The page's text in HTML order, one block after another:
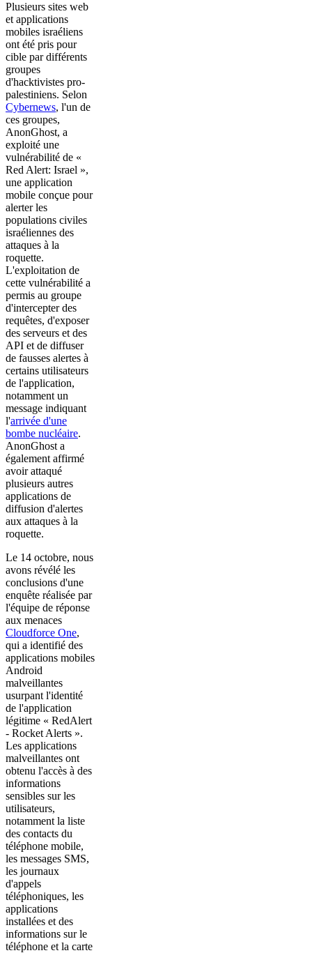
Plusieurs sites web
et applications
mobiles israéliens
ont été pris pour
cible par différents
groupes
d'hacktivistes pro-
palestiniens. Selon
Cybernews, l'un de
ces groupes,
AnonGhost, a
exploité une
vulnérabilité de «
Red Alert: Israel »,
une application
mobile conçue pour
alerter les
populations civiles
israéliennes des
attaques à la
roquette.
L'exploitation de
cette vulnérabilité a
permis au groupe
d'intercepter des
requêtes, d'exposer
des serveurs et des
API et de diffuser
de fausses alertes à
certains utilisateurs
de l'application,
notamment un
message indiquant
l'arrivée d'une
bombe nucléaire.
AnonGhost a
également affirmé
avoir attaqué
plusieurs autres
applications de
diffusion d'alertes
aux attaques à la
roquette.
Le 14 octobre, nous
avons révélé les
conclusions d'une
enquête réalisée par
l'équipe de réponse
aux menaces
Cloudforce One,
qui a identifié des
applications mobiles
Android
malveillantes
usurpant l'identité
de l'application
légitime « RedAlert
- Rocket Alerts ».
Les applications
malveillantes ont
obtenu l'accès à des
informations
sensibles sur les
utilisateurs,
notamment la liste
des contacts du
téléphone mobile,
les messages SMS,
les journaux
d'appels
téléphoniques, les
applications
installées et des
informations sur le
téléphone et la carte